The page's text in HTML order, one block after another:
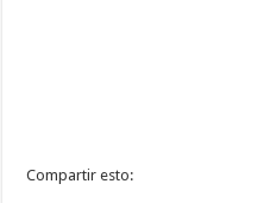
Compartir esto: